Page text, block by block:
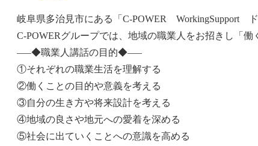
岐阜県多治見市にある「C-POWER WorkingSupport
C-POWERグループでは、地域の職業人をお招きし「
–––◆職業人講話の目的◆–––
①それぞれの職業生活を理解する
②働くことの目的や意義を考える
③自分の生き方や将来設計を考える
④地域の良さや地元への愛着を深める
⑤社会に出ていくことへの意識を高める